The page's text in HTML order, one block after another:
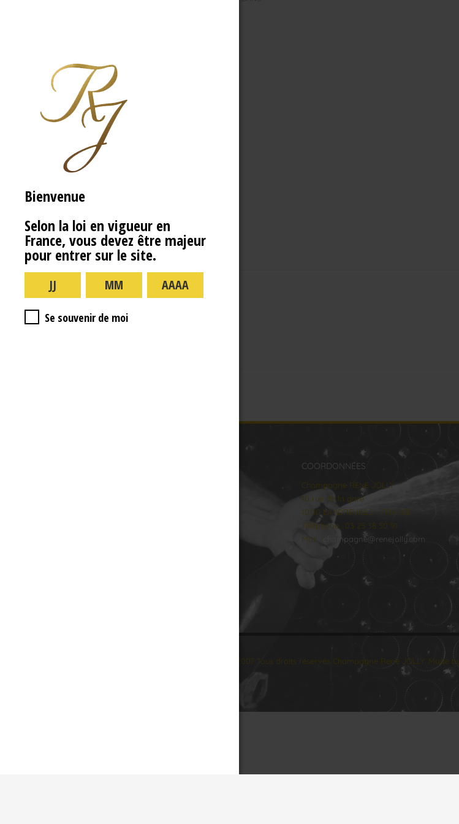
COORDONNÉES
Champagne RENE JOLLY
10 rue de la gare
10110 LANDREVILLE - FRANCE
Téléphone : 03 25 38 50 91
Mail :
champagne@renejolly.com
© 2007 Tous droits réservés Champagne René JOLLY. Made by
Bienvenue
Selon la loi en vigueur en
France, vous devez être majeur
pour entrer sur le site.
Se souvenir de moi